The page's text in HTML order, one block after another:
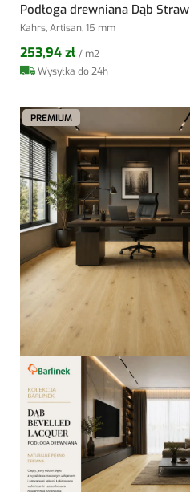
Podłoga drewniana Dąb Straw
Kahrs, Artisan, 15 mm
253,94 zł / m2
Wysyłka do 24h
PREMIUM